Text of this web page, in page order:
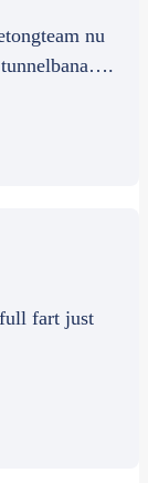
nu
tunnelbana….
fart just